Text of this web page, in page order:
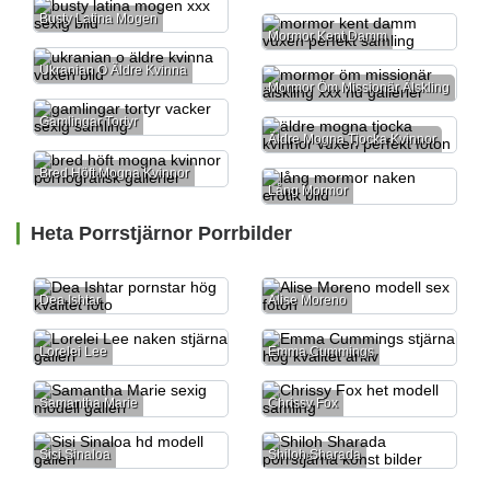
Busty Latina Mogen
Mormor Kent Damm
Ukranian O Äldre Kvinna
Mormor Öm Missionär Älskling
Gamlingar Tortyr
Äldre Mogna Tjocka Kvinnor
Bred Höft Mogna Kvinnor
Lång Mormor
Heta Porrstjärnor Porrbilder
Dea Ishtar Alise Moreno
Lorelei Lee Emma Cummings
Samantha Marie Chrissy Fox
Sisi Sinaloa Shiloh Sharada